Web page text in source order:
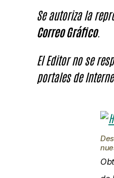
Se autoriza la
Correo Gráfico.
El Editor no se
portales de